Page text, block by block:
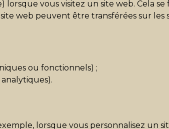
vous visitez un site web. Cela se
web peuvent être transférées sur les
ou fonctionnels) ;
lorsque vous personnalisez un